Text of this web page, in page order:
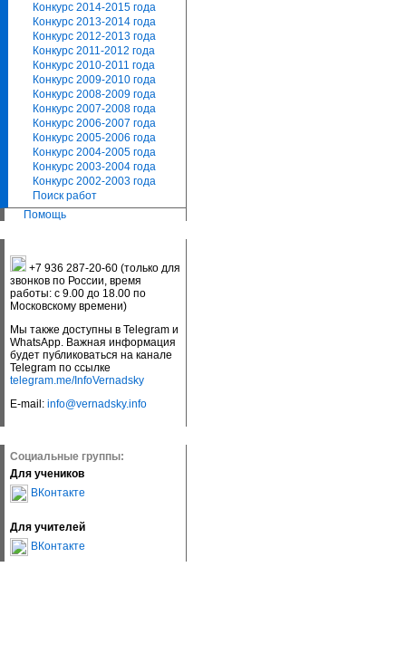
Конкурс 2014-2015 года
Конкурс 2013-2014 года
Конкурс 2012-2013 года
Конкурс 2011-2012 года
Конкурс 2010-2011 года
Конкурс 2009-2010 года
Конкурс 2008-2009 года
Конкурс 2007-2008 года
Конкурс 2006-2007 года
Конкурс 2005-2006 года
Конкурс 2004-2005 года
Конкурс 2003-2004 года
Конкурс 2002-2003 года
Поиск работ
Помощь
+7 936 287-20-60 (только для
звонков по России, время
работы: с 9.00 до 18.00 по
Московскому времени)
Мы также доступны в Telegram и
WhatsApp. Важная информация
будет публиковаться на канале
Telegram по ссылке
telegram.me/InfoVernadsky
E-mail: info@vernadsky.info
Социальные группы:
Для учеников
ВКонтакте
Для учителей
ВКонтакте